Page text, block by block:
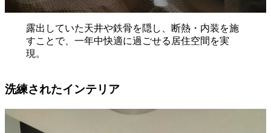
露出していた天井や鉄骨を隠し、断熱・内装を施
すことで、一年中快適に過ごせる居住空間を実
現。
洗練されたインテリア